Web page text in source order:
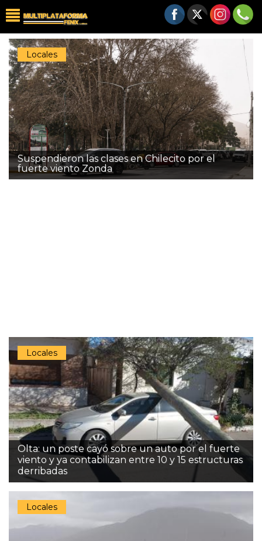
Locales
Suspendieron las clases en Chilecito por el
fuerte viento Zonda
Locales
Olta: un poste cayó sobre un auto por el fuerte
viento y ya contabilizan entre 10 y 15 estructuras
derribadas
Locales